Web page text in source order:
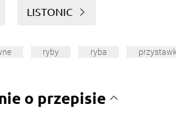
LISTONIC
ryby ryba
o przepisie